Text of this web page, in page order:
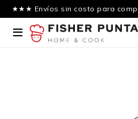
★★★ Envíos sin costo para
